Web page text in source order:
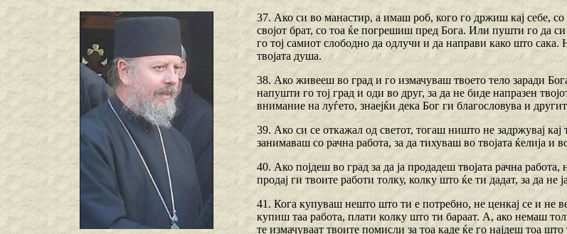
37. Ако си во манастир, а имаш роб, кого го држиш кај себе,
својот брат, со тоа ќе погрешиш пред Бога. Или пушти го да
го тој самиот слободно да одлучи и да направи како што сака.
твојата душа.
38. Ако живееш во град и го измачуваш твоето тело заради
напушти го тој град и оди во друг, за да не биде напразен
внимание на луѓето, знаејќи дека Бог ги благословува и
39. Ако си се откажал од светот, тогаш ништо не задржувај
занимаваш со рачна работа, за да тихуваш во твојата ќелија и
40. Ако појдеш во град за да ја продадеш твојата рачна
продај ги твоите работи толку, колку што ќе ти дадат, за да не
41. Кога купуваш нешто што ти е потребно, не ценкај се и не
купиш таа работа, плати колку што ти бараат. А, ако немаш
те измачуваат твоите помисли за тоа каде ќе го најдеш тоа